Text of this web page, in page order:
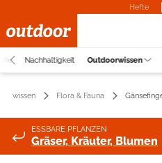
Hefte
Nachhaltigkeit Outdoorwissen
Flora & Fauna
ESSBARE PFLANZEN
Gräser, Kräuter, Blumen